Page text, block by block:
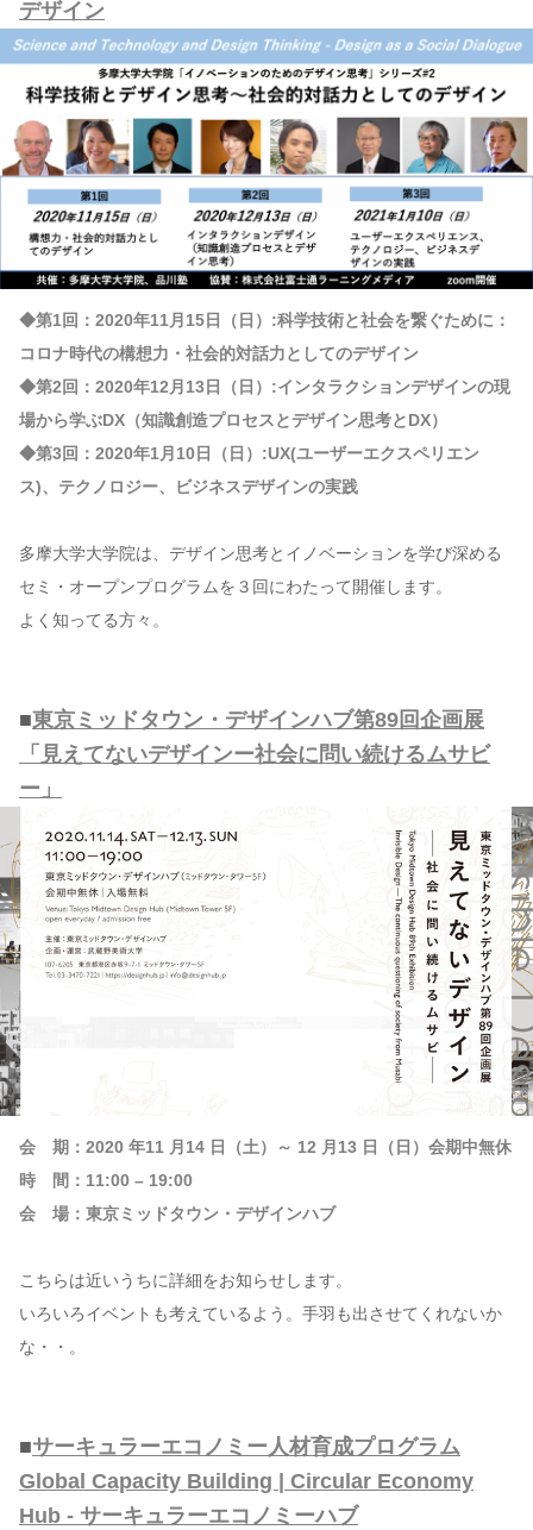
デザイン
◆第1回：2020年11月15日（日）:科学技術と社会を繋ぐために：
コロナ時代の構想力・社会的対話力としてのデザイン
◆第2回：2020年12月13日（日）:インタラクションデザインの現
場から学ぶDX（知識創造プロセスとデザイン思考とDX）
◆第3回：2020年1月10日（日）:UX(ユーザーエクスペリエン
ス)、テクノロジー、ビジネスデザインの実践
多摩大学大学院は、デザイン思考とイノベーションを学び深める
セミ・オープンプログラムを３回にわたって開催します。
よく知ってる方々。
■東京ミッドタウン・デザインハブ第89回企画展
「見えてないデザインー社会に問い続けるムサビ
ー」
会 期：2020 年11 月14 日（土）～ 12 月13 日（日）会期中無休
時 間：11:00 – 19:00
会 場：東京ミッドタウン・デザインハブ
こちらは近いうちに詳細をお知らせします。
いろいろイベントも考えているよう。手羽も出させてくれないか
な・・。
■サーキュラーエコノミー人材育成プログラム
Global Capacity Building | Circular Economy
Hub - サーキュラーエコノミーハブ